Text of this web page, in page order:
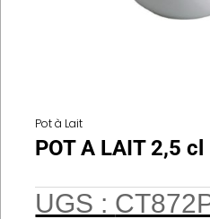
Pot à Lait
POT A LAIT 2,5 cl
UGS :